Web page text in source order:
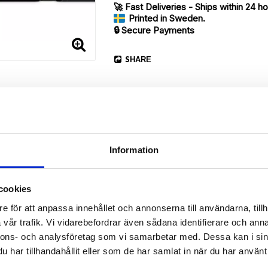
Information
för att anpassa innehållet och annonserna till användarna,
trafik. Vi vidarebefordrar även sådana identifierare och
och analysföretag som vi samarbetar med. Dessa kan i
har tillhandahållit eller som de har samlat in när du har
🚀 Fast Deliveries - Ships within 24
Printed in Sweden.
🔒 Secure Payments
SHARE
Article no.: 720649
Sony Xperia 1 II with unique “Pineapple”-pattern. Which gives